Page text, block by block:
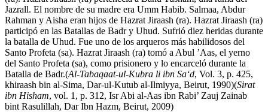
Jazrall. El nombre de su madre era Umm Habib. Salmaa, Abdur
Rahman y Aisha eran hijos de Hazrat Jiraash (ra). Hazrat Jiraash (ra)
participó en las Batallas de Badr y Uhud. Sufrió diez heridas durante
la batalla de Uhud. Fue uno de los arqueros más habilidosos del
Santo Profeta (sa). Hazrat Jiraash (ra) tomó a Abul ’Aas, el yerno
del Santo Profeta (sa), como prisionero y lo encarceló durante la
Batalla de Badr.(Al-Tabaqaat-ul-Kubra li ibn Sa‘d, Vol. 3, p. 425,
khiraash bin al-Sima, Dar-ul-Kutub al-Ilmiyya, Beirut, 1990)(Sirat
ibn Hisham, vol. 1, p. 312, Isr Abi al-Aas ibn Rabi’ Zauj Zainab
bint Rasulillah, Dar Ibn Hazm, Beirut, 2009)